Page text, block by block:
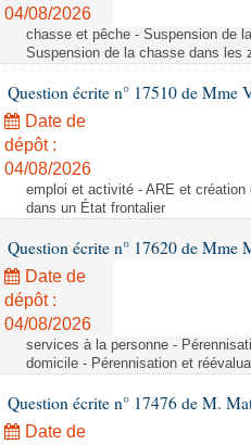
04/08/2026
chasse et pêche - Suspension de
Suspension de la chasse dans les
Question écrite n° 17510 de
Date de
dépôt :
04/08/2026
emploi et activité - ARE et création
dans un État frontalier
Question écrite n° 17620 de Mme
Date de
dépôt :
04/08/2026
services à la personne -
domicile - Pérennisation et
Question écrite n° 17476 de M.
Date de